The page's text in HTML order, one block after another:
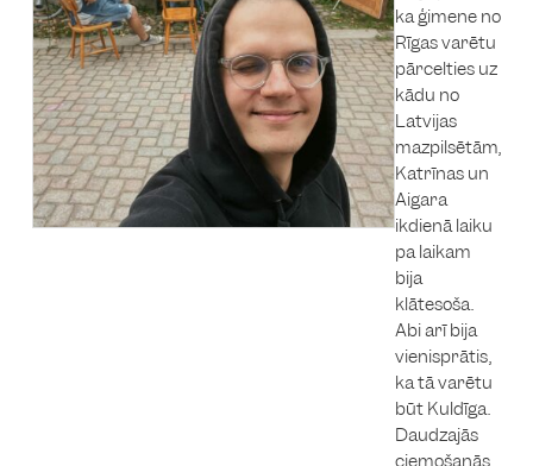
ka ģimene no
Rīgas varētu
pārcelties uz
kādu no
Latvijas
mazpilsētām,
Katrīnas un
Aigara
ikdienā laiku
pa laikam
bija
klātesoša.
Abi arī bija
vienisprātis,
ka tā varētu
būt Kuldīga.
Daudzajās
ciemošanās